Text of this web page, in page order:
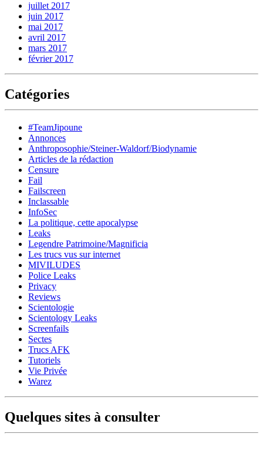
juillet 2017
juin 2017
mai 2017
avril 2017
mars 2017
février 2017
Catégories
#TeamJipoune
Annonces
Anthroposophie/Steiner-Waldorf/Biodynamie
Articles de la rédaction
Censure
Fail
Failscreen
Inclassable
InfoSec
La politique, cette apocalypse
Leaks
Legendre Patrimoine/Magnificia
Les trucs vus sur internet
MIVILUDES
Police Leaks
Privacy
Reviews
Scientologie
Scientology Leaks
Screenfails
Sectes
Trucs AFK
Tutoriels
Vie Privée
Warez
Quelques sites à consulter